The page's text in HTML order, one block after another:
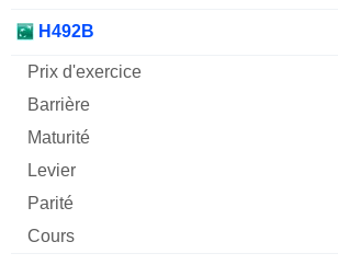
H492B